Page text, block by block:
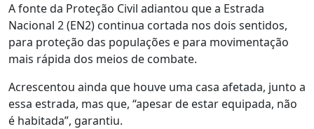
A fonte da Proteção Civil adiantou que a Estrada
Nacional 2 (EN2) continua cortada nos dois sentidos,
para proteção das populações e para movimentação
mais rápida dos meios de combate.
Acrescentou ainda que houve uma casa afetada, junto a
essa estrada, mas que, “apesar de estar equipada, não
é habitada”, garantiu.